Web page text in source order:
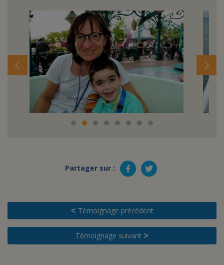
Partager sur :
< Témoignage précédent
Témoignage suivant >